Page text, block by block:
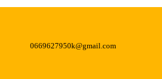
0669627950k@gmail.com